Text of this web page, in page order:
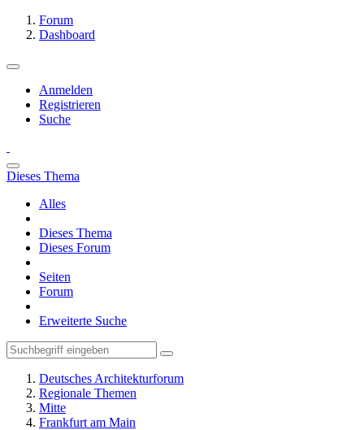
Forum
Dashboard
Anmelden
Registrieren
Suche
Dieses Thema
Alles
Dieses Thema
Dieses Forum
Seiten
Forum
Erweiterte Suche
Deutsches Architekturforum
Regionale Themen
Mitte
Frankfurt am Main